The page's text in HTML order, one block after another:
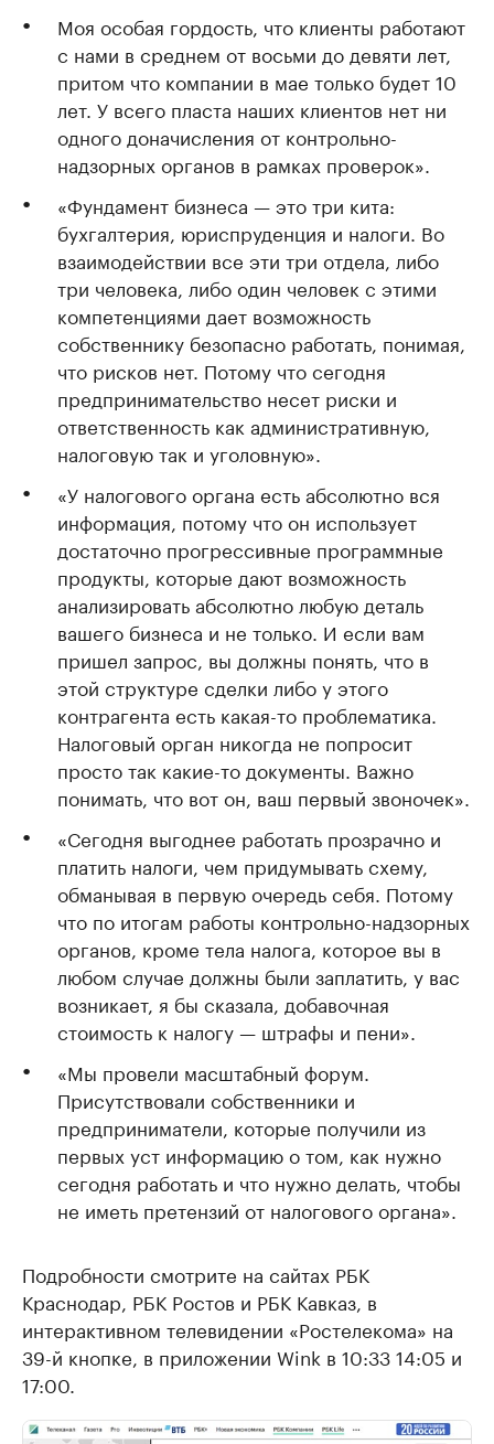
Моя особая гордость, что клиенты работают
с нами в среднем от восьми до девяти лет,
притом что компании в мае только будет 10
лет. У всего пласта наших клиентов нет ни
одного доначисления от контрольно-
надзорных органов в рамках проверок».
«Фундамент бизнеса — это три кита:
бухгалтерия, юриспруденция и налоги. Во
взаимодействии все эти три отдела, либо
три человека, либо один человек с этими
компетенциями дает возможность
собственнику безопасно работать, понимая,
что рисков нет. Потому что сегодня
предпринимательство несет риски и
ответственность как административную,
налоговую так и уголовную».
«У налогового органа есть абсолютно вся
информация, потому что он использует
достаточно прогрессивные программные
продукты, которые дают возможность
анализировать абсолютно любую деталь
вашего бизнеса и не только. И если вам
пришел запрос, вы должны понять, что в
этой структуре сделки либо у этого
контрагента есть какая-то проблематика.
Налоговый орган никогда не попросит
просто так какие-то документы. Важно
понимать, что вот он, ваш первый звоночек».
«Сегодня выгоднее работать прозрачно и
платить налоги, чем придумывать схему,
обманывая в первую очередь себя. Потому
что по итогам работы контрольно-надзорных
органов, кроме тела налога, которое вы в
любом случае должны были заплатить, у вас
возникает, я бы сказала, добавочная
стоимость к налогу — штрафы и пени».
«Мы провели масштабный форум.
Присутствовали собственники и
предприниматели, которые получили из
первых уст информацию о том, как нужно
сегодня работать и что нужно делать, чтобы
не иметь претензий от налогового органа».
Подробности смотрите на сайтах РБК
Краснодар, РБК Ростов и РБК Кавказ, в
интерактивном телевидении «Ростелекома» на
39-й кнопке, в приложении Wink в 10:33 14:05 и
17:00.